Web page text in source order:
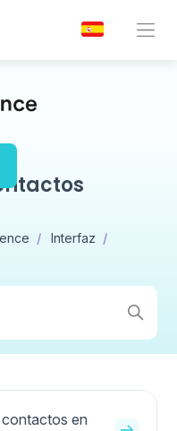
Interfaz
contactos en